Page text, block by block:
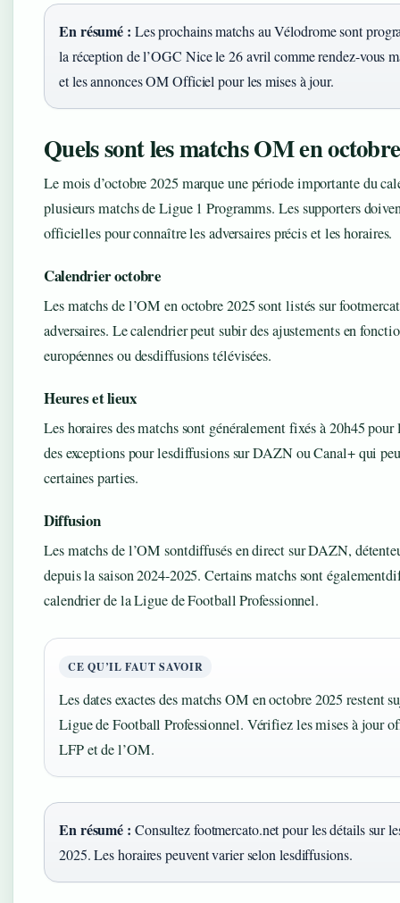
En résumé : Les prochains matchs au Vélodrome sont
la réception de l’OGC Nice le 26 avril comme rendez-vous
et les annonces OM Officiel pour les mises à jour.
Quels sont les matchs OM en
Le mois d’octobre 2025 marque une période importante du
plusieurs matchs de Ligue 1 Programms. Les supporters
officielles pour connaître les adversaires précis et les horaires.
Calendrier octobre
Les matchs de l’OM en octobre 2025 sont listés sur
adversaires. Le calendrier peut subir des ajustements en
européennes ou desdiffusions télévisées.
Heures et lieux
Les horaires des matchs sont généralement fixés à 20h45 pour
des exceptions pour lesdiffusions sur DAZN ou Canal+ qui
certaines parties.
Diffusion
Les matchs de l’OM sontdiffusés en direct sur DAZN,
depuis la saison 2024-2025. Certains matchs sont
calendrier de la Ligue de Football Professionnel.
CE QU’IL FAUT SAVOIR
Les dates exactes des matchs OM en octobre 2025 restent
Ligue de Football Professionnel. Vérifiez les mises à jour
LFP et de l’OM.
En résumé : Consultez footmercato.net pour les détails sur
2025. Les horaires peuvent varier selon lesdiffusions.